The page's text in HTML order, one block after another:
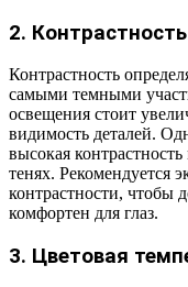
2. Контрастность
Контрастность
самыми темными
освещения стоит
видимость деталей.
высокая
тенях. Рекомендуется
контрастности, чтобы
комфортен для глаз.
3. Цветовая